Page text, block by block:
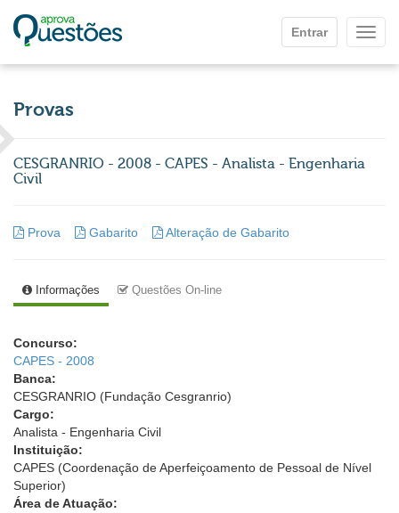
Entrar
Provas
CESGRANRIO - 2008 - CAPES - Analista - Engenharia
Civil
Prova Gabarito Alteração de Gabarito
Informações Questões On-line
Concurso:
CAPES - 2008
Banca:
CESGRANRIO (Fundação Cesgranrio)
Cargo:
Analista - Engenharia Civil
Instituição:
CAPES (Coordenação de Aperfeiçoamento de Pessoal de Nível
Superior)
Área de Atuação: